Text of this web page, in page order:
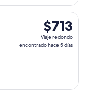
$713
Viaje
redondo,
$713
Viaje redondo
encontrado hace 5 días
con salida el mar,